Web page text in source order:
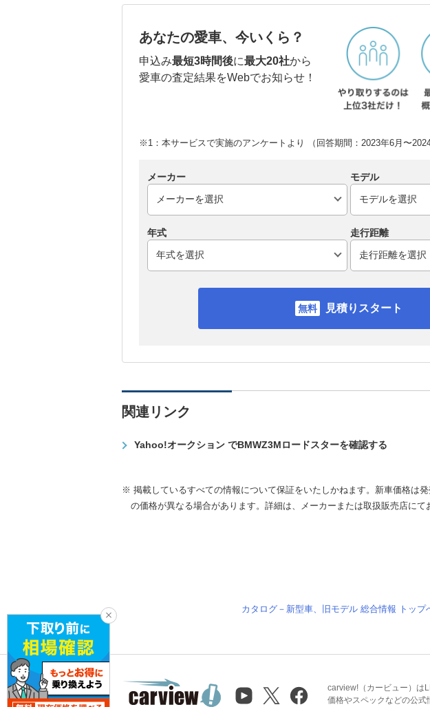
あなたの愛車、今いくら？
申込み最短3時間後に最大20社から
愛車の査定結果をWebでお知らせ！
※1：本サービスで実施のアンケートより （回答期間：2023年6月〜2024
メーカー モデル
年式 走行距離
見積りスタート
関連リンク
Yahoo!オークション でBMWZ3Mロードスターを確認する
※ 掲載しているすべての情報について保証をいたしかねます。新車価格は
の価格が異なる場合があります。詳細は、メーカーまたは取扱販売店にて
カタログ－新型車、旧モデル 総合情報 トップ
carview!（カービュー）は
価格やスペックなどの公式